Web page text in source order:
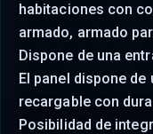
habitaciones con
armado, armado
Dispone de una
El panel dispone
recargable con
Posibilidad de